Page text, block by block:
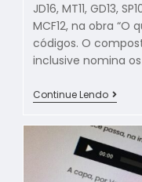
JD16, MT11, GD13,
MCF12, na obra “O
códigos. O
inclusive nomina
Continue Lendo